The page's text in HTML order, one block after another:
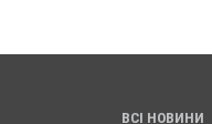
ВСІ НОВИНИ